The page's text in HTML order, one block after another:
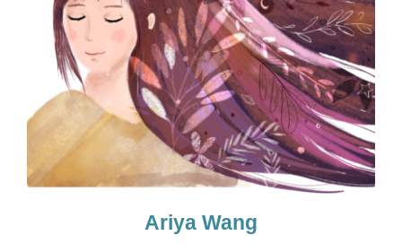
Ariya Wang